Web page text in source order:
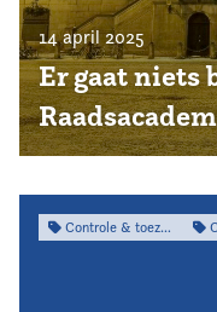
14 april 2025
Er gaat niets
Controle & toezicht